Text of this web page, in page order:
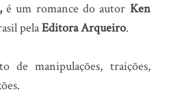
é um romance do autor Ken
pelaEditora Arqueiro.
de manipulações, traições,